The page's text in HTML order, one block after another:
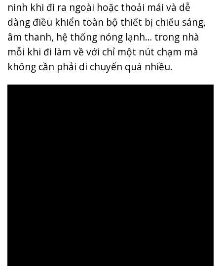
ninh khi đi ra ngoài hoặc thoải mái và dễ
dàng điều khiển toàn bộ thiết bị chiếu sáng,
âm thanh, hệ thống nóng lạnh… trong nhà
mỗi khi đi làm về với chỉ một nút chạm mà
không cần phải di chuyển quá nhiều.